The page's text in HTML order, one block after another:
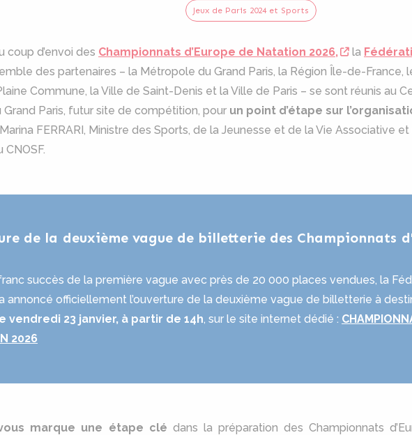
Jeux de Paris 2024 et Sports
coup d’envoi des Championnats d’Europe de Natation 2026, la
des partenaires – la Métropole du Grand Paris, la Région Île-de-
Commune, la Ville de Saint-Denis et la Ville de Paris – se sont réunis au
Paris, futur site de compétition, pour un point d’étape sur
FERRARI, Ministre des Sports, de la Jeunesse et de la Vie Associative et
de la deuxième vague de billetterie des Championnats
succès de la première vague avec près de 20 000 places vendues, la
annoncé officiellement l’ouverture de la deuxième vague de billetterie à
vendredi 23 janvier, à partir de 14h, sur le site internet dédié :
2026
marque une étape clé dans la préparation des Championnats